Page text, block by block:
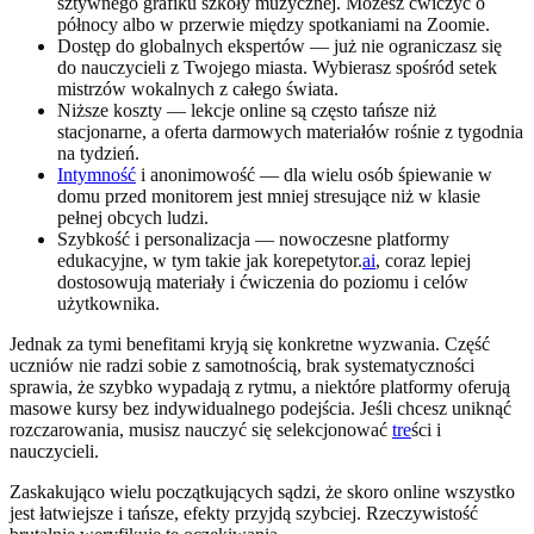
północy albo w przerwie między spotkaniami na Zoomie.
Dostęp do globalnych ekspertów — już nie ograniczasz się
do nauczycieli z Twojego miasta. Wybierasz spośród setek
mistrzów wokalnych z całego świata.
Niższe koszty — lekcje online są często tańsze niż
stacjonarne, a oferta darmowych materiałów rośnie z tygodnia
na tydzień.
Intymność i anonimowość — dla wielu osób śpiewanie w
domu przed monitorem jest mniej stresujące niż w klasie
pełnej obcych ludzi.
Szybkość i personalizacja — nowoczesne platformy
edukacyjne, w tym takie jak korepetytor.ai, coraz lepiej
dostosowują materiały i ćwiczenia do poziomu i celów
użytkownika.
Jednak za tymi benefitami kryją się konkretne wyzwania. Część
uczniów nie radzi sobie z samotnością, brak systematyczności
sprawia, że szybko wypadają z rytmu, a niektóre platformy oferują
masowe kursy bez indywidualnego podejścia. Jeśli chcesz uniknąć
rozczarowania, musisz nauczyć się selekcjonować treści i
nauczycieli.
Zaskakująco wielu początkujących sądzi, że skoro online wszystko
jest łatwiejsze i tańsze, efekty przyjdą szybciej. Rzeczywistość